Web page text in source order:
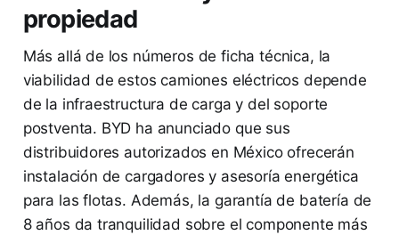
propiedad
Más allá de los números de ficha técnica, la
viabilidad de estos camiones eléctricos depende
de la infraestructura de carga y del soporte
postventa. BYD ha anunciado que sus
distribuidores autorizados en México ofrecerán
instalación de cargadores y asesoría energética
para las flotas. Además, la garantía de batería de
8 años da tranquilidad sobre el componente más